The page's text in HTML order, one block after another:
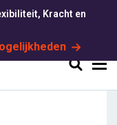
Zoeken
Kracht en